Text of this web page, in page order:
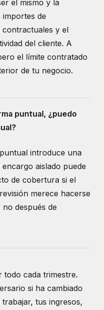
el mismo y la
importes de
contractuales y el
del cliente. A
el límite contratado
de tu negocio.
puntual, ¿puedo
introduce una
aislado puede
de cobertura si el
merece hacerse
después de
todo cada trimestre.
si ha cambiado
tus ingresos,